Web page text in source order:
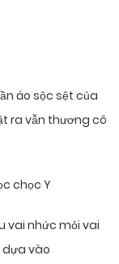
áo sộc sệt của
ra vẫn thương cô
chọc Y
vai nhức mỏi vai
dựa vào